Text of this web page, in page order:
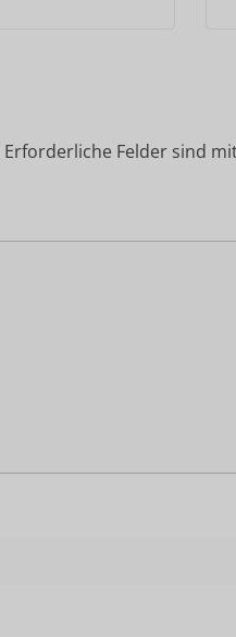
Erforderliche Felder sind